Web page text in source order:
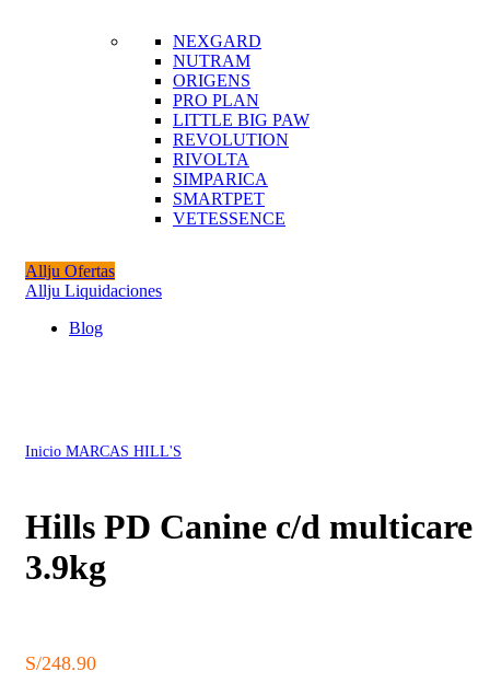
NEXGARD
NUTRAM
ORIGENS
PRO PLAN
LITTLE BIG PAW
REVOLUTION
RIVOLTA
SIMPARICA
SMARTPET
VETESSENCE
Allju Ofertas
Allju Liquidaciones
Blog
Inicio MARCAS HILL'S
Hills PD Canine c/d multicare
3.9kg
S/248.90